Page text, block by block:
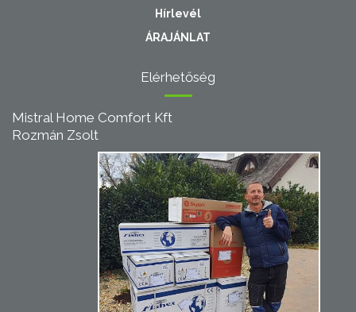
Hírlevél
ÁRAJÁNLAT
Elérhetőség
Mistral Home Comfort Kft
Rozmán Zsolt